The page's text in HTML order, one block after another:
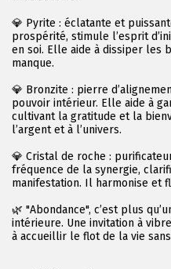
💎 Pyrite : éclatante et
prospérité, stimule l’esprit
en soi. Elle aide à dissiper les
manque.
💎 Bronzite : pierre
pouvoir intérieur. Elle aide à
cultivant la gratitude et la
l’argent et à l’univers.
💎 Cristal de roche :
fréquence de la synergie,
manifestation. Il harmonise et
🌿 "Abondance", c’est plus
intérieure. Une invitation à
à accueillir le flot de la vie